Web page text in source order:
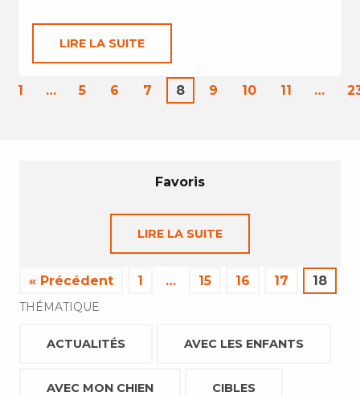
LIRE LA SUITE
1 … 5 6 7 8 9 10 11 …
Favoris
LIRE LA SUITE
« Précédent 1 … 15 16 17 18
THÉMATIQUE
ACTUALITÉS AVEC LES ENFANTS
AVEC MON CHIEN CIBLES